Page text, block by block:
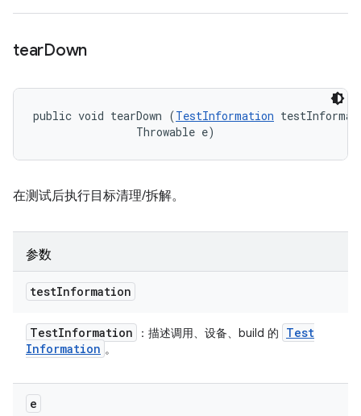
tearDown
public void tearDown (TestInformation
                Throwable e)
在测试后执行目标清理/拆解。
参数
testInformation
TestInformation ：描述调用、设备、build 的
Test
Information 。
e